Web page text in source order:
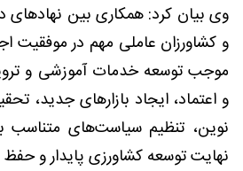
وی بیان کرد: همکاری بین
و کشاورزان عاملی مهم در موفقیت
موجب توسعه خدمات آموزشی و
و اعتماد، ایجاد بازارهای جدید،
نوین، تنظیم سیاست‌های متناسب
نهایت توسعه کشاورزی پایدار و